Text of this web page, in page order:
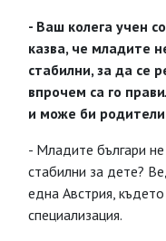
- Ваш колега учен
казва, че младите
стабилни, за да се
впрочем са го
и може би
- Младите българи
стабилни за дете?
една Австрия,
специализация.